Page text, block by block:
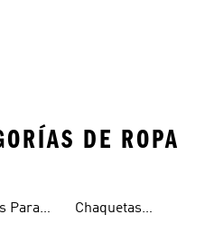
DE ROPA
Para
Chaquetas